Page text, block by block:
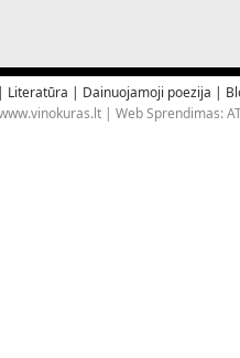
| Literatūra | Dainuojamoji poezija |
| Web Sprendimas: